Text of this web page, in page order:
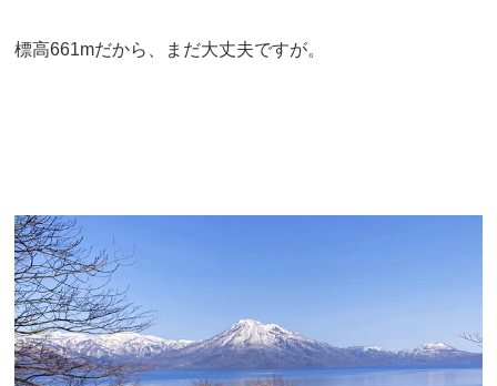
標高661mだから、まだ大丈夫ですが。